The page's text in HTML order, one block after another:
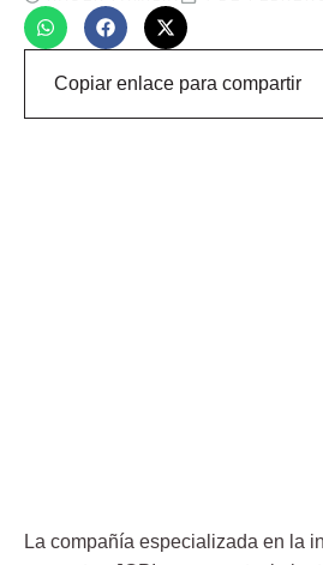
Copiar enlace para compartir
La compañía especializada en la